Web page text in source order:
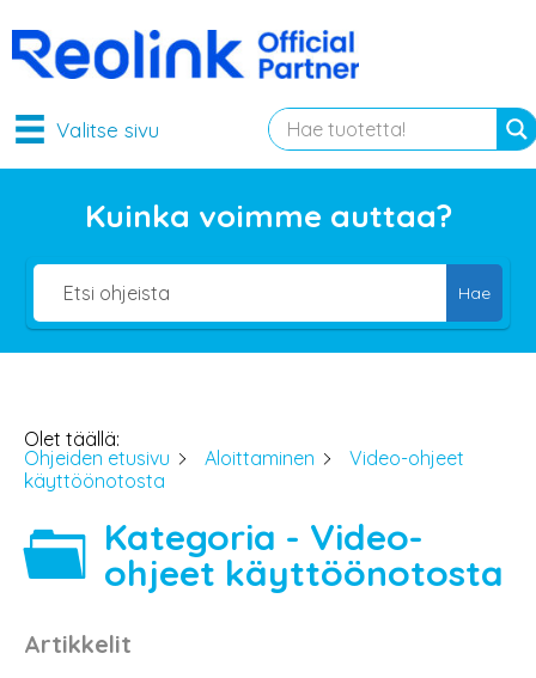
Valitse sivu
Kuinka voimme auttaa?
Hae
Olet täällä:
Ohjeiden etusivu
Aloittaminen
Video-ohjeet
käyttöönotosta
Kategoria - Video-
ohjeet käyttöönotosta
Artikkelit